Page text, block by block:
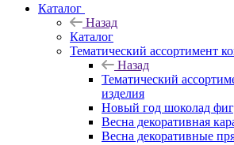
Каталог
Назад
Каталог
Тематический ассортимент
Назад
Тематический
изделия
Новый год шоколад
Весна декоративная
Весна декоративные